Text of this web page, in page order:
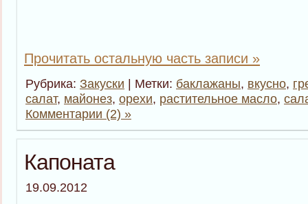
Прочитать остальную часть записи »
Рубрика: Закуски | Метки: баклажаны, вкусно,
салат, майонез, орехи, растительное масло,
Комментарии (2) »
Капоната
19.09.2012